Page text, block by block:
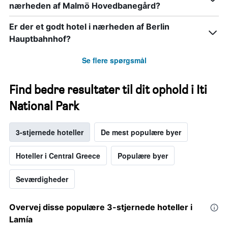
nærheden af Malmö Hovedbanegård?
Er der et godt hotel i nærheden af Berlin
Hauptbahnhof?
Se flere spørgsmål
Find bedre resultater til dit ophold i Iti
National Park
3-stjernede hoteller De mest populære byer
Hoteller i Central Greece Populære byer
Seværdigheder
Overvej disse populære 3-stjernede hoteller i
Lamía